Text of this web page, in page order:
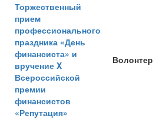
Торжественный
прием
профессионального
праздника «День
финансиста» и
вручение X
Всероссийской
премии
финансистов
«Репутация»
Волонтер